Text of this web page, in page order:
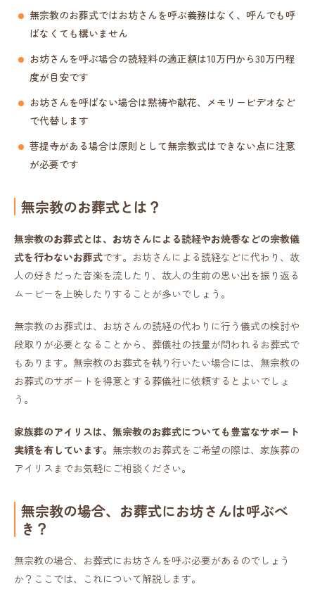
無宗教のお葬式ではお坊さんを呼ぶ義務はなく、呼んでも呼
ばなくても構いません
お坊さんを呼ぶ場合の読経料の適正額は10万円から30万円程
度が目安です
お坊さんを呼ばない場合は黙祷や献花、メモリービデオなど
で代替します
菩提寺がある場合は原則として無宗教式はできない点に注意
が必要です
無宗教のお葬式とは？
無宗教のお葬式とは、お坊さんによる読経やお焼香などの宗教儀
式を行わないお葬式です。お坊さんによる読経などに代わり、故
人の好きだった音楽を流したり、故人の生前の思い出を振り返る
ムービーを上映したりすることが多いでしょう。
無宗教のお葬式は、お坊さんの読経の代わりに行う儀式の検討や
段取りが必要となることから、葬儀社の技量が問われるお葬式で
もあります。無宗教のお葬式を執り行いたい場合には、無宗教の
お葬式のサポートを得意とする葬儀社に依頼するとよいでしょ
う。
家族葬のアイリスは、無宗教のお葬式についても豊富なサポート
実績を有しています。 無宗教のお葬式をご希望の際は、家族葬の
アイリスまでお気軽にご相談ください。
無宗教の場合、お葬式にお坊さんは呼ぶべ
き？
無宗教の場合、お葬式にお坊さんを呼ぶ必要があるのでしょう
か？ここでは、これについて解説します。